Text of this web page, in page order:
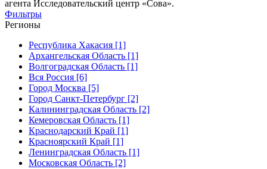
агента Исследовательский центр «Сова».
Фильтры
Регионы
Республика Хакасия [1]
Архангельская Область [1]
Волгоградская Область [1]
Вся Россия [6]
Город Москва [5]
Город Санкт-Петербург [2]
Калининградская Область [2]
Кемеровская Область [1]
Краснодарский Край [1]
Красноярский Край [1]
Ленинградская Область [1]
Московская Область [2]